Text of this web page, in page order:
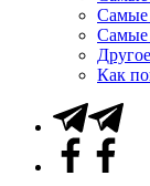
Самые
Самые
Другое
Как
Telegram
Facebook